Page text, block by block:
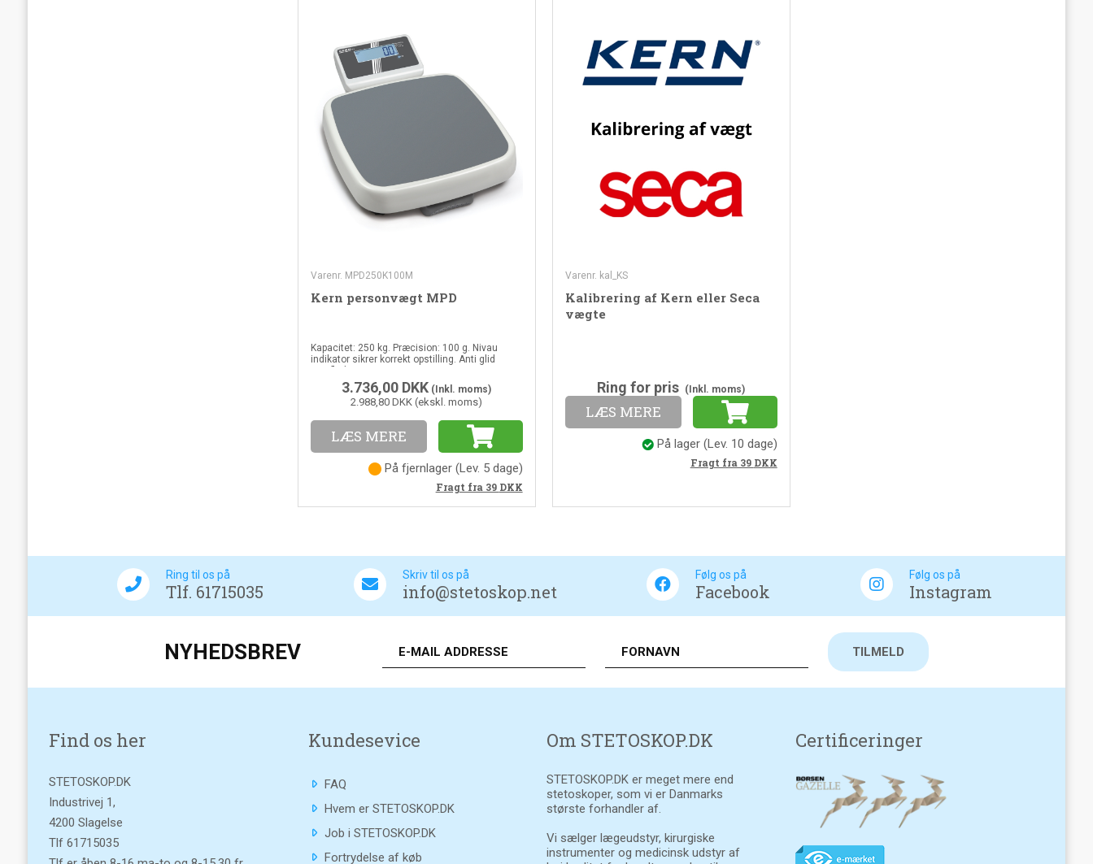
Varenr. MPD250K100M
Kern personvægt MPD
Kapacitet: 250 kg. Præcision: 100 g. Nivau
indikator sikrer korrekt opstilling. Anti glid
overflade.
3.736,00 DKK (Inkl. moms)
2.988,80 DKK (ekskl. moms)
LÆS MERE
På fjernlager (Lev. 5 dage)
Fragt fra 39 DKK
Varenr. kal_KS
Kalibrering af Kern eller Seca
vægte
Ring for pris (Inkl. moms)
LÆS MERE
På lager (Lev. 10 dage)
Fragt fra 39 DKK
Ring til os på
Tlf. 61715035
Skriv til os på
info@stetoskop.net
Følg os på
Facebook
Følg os på
Instagram
NYHEDSBREV
Find os her
STETOSKOP.DK
Industrivej 1,
4200 Slagelse
Tlf61715035
Kundesevice
FAQ
Hvem er STETOSKOP.DK
Job i STETOSKOP.DK
Fortrydelse af køb
Om STETOSKOP.DK
STETOSKOP.DK er meget mere end
stetoskoper, som vi er Danmarks
største forhandler af.
Vi sælger lægeudstyr, kirurgiske
instrumenter og medicinsk udstyr af
Certificeringer